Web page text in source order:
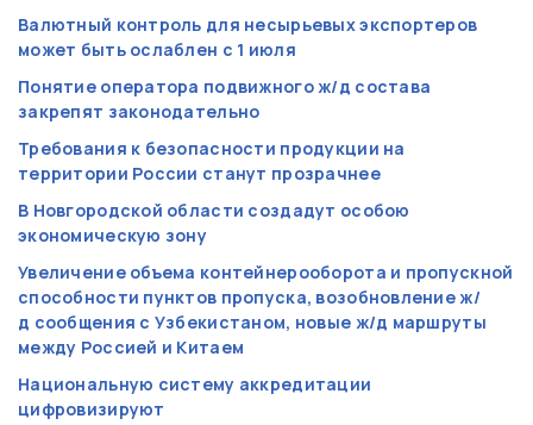
Валютный контроль для несырьевых экспортеров
может быть ослаблен с 1 июля
Понятие оператора подвижного ж/д состава
закрепят законодательно
Требования к безопасности продукции на
территории России станут прозрачнее
В Новгородской области создадут особою
экономическую зону
Увеличение объема контейнерооборота и пропускной
способности пунктов пропуска, возобновление ж/
д сообщения с Узбекистаном, новые ж/д маршруты
между Россией и Китаем
Национальную систему аккредитации
цифровизируют